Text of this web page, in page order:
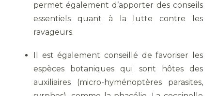
permet également d’apporter des conseils
essentiels quant à la lutte contre les
ravageurs.
Il est également conseillé de favoriser les
espèces botaniques qui sont hôtes des
auxiliaires (micro-hyménoptères parasites,